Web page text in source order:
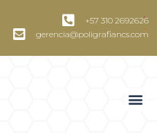
+57 310 2692626
gerencia@poligrafiancs.com